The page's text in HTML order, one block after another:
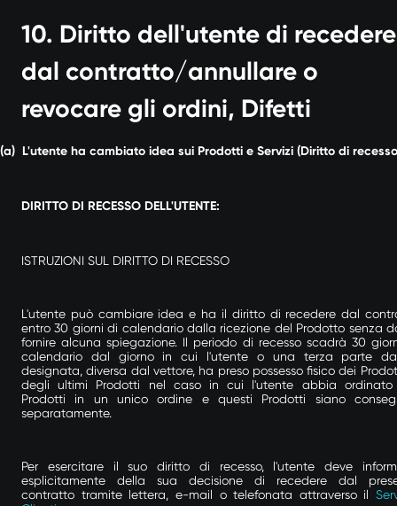
10. Diritto dell'utente di recedere
dal contratto/annullare o
revocare gli ordini, Difetti
(a) L'utente ha cambiato idea sui Prodotti e Servizi (Diritto di
DIRITTO DI RECESSO DELL'UTENTE:
ISTRUZIONI SUL DIRITTO DI RECESSO
L'utente può cambiare idea e ha il diritto di recedere dal
entro 30 giorni di calendario dalla ricezione del Prodotto senza
fornire alcuna spiegazione. Il periodo di recesso scadrà 30
calendario dal giorno in cui l'utente o una terza parte
designata, diversa dal vettore, ha preso possesso fisico dei
degli ultimi Prodotti nel caso in cui l'utente abbia ordinato
Prodotti in un unico ordine e questi Prodotti siano
separatamente.
Per esercitare il suo diritto di recesso, l'utente deve
esplicitamente della sua decisione di recedere dal
contratto tramite lettera, e-mail o telefonata attraverso il